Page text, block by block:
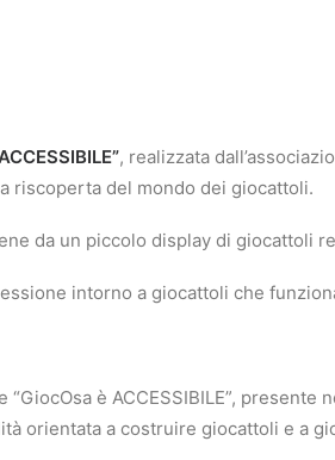
, realizzata
riscoperta del mondo dei giocattoli.
da un piccolo display di giocattoli
intorno a giocattoli che
“GiocOsa è ACCESSIBILE”,
orientata a costruire giocattoli e a